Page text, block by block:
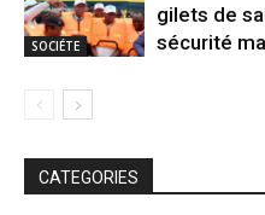
SOCIÉTE
gilets de
sécurité
CATEGORIES